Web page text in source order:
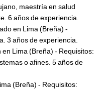
maestría en salud
6 años de experiencia.
en Lima (Breña) -
3 años de experiencia.
Lima (Breña) - Requisitos:
o afines. 5 años de
(Breña) - Requisitos: